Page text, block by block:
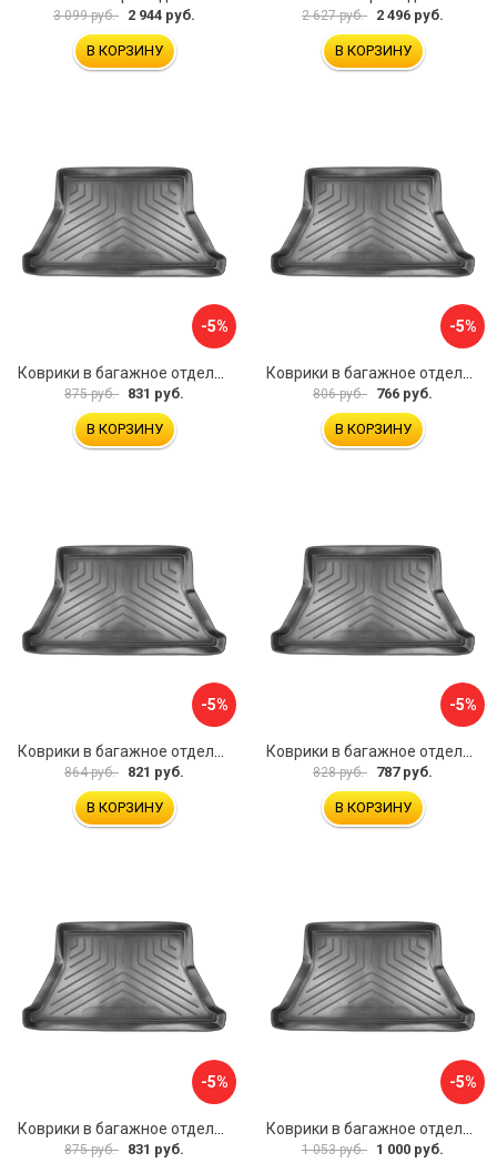
3 099 руб. 2 944 руб.
В КОРЗИНУ
2 627 руб. 2 496 руб.
В КОРЗИНУ
-5%
875 руб. 831 руб.
В КОРЗИНУ
-5%
806 руб. 766 руб.
В КОРЗИНУ
-5%
864 руб. 821 руб.
В КОРЗИНУ
-5%
828 руб. 787 руб.
В КОРЗИНУ
-5%
Коврики в багажное отделение для Volkswagen Jetta SD (2011) (c ушами) UNIDEC NPA00-E95-240
875 руб. 831 руб.
-5%
Коврики в багажное отделение для Volkswagen Touareg (2010) (4-х зонный климат контроль) UNIDEC NPL-Bi-95-57
1 053 руб. 1 000 руб.